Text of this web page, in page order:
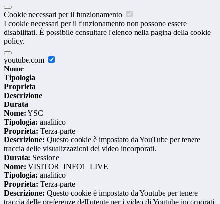
Cookie necessari per il funzionamento
I cookie necessari per il funzionamento non possono essere
disabilitati. È possibile consultare l'elenco nella pagina della cookie
policy.
youtube.com
Nome
Tipologia
Proprieta
Descrizione
Durata
Nome: YSC
Tipologia: analitico
Proprieta: Terza-parte
Descrizione: Questo cookie è impostato da YouTube per tenere
traccia delle visualizzazioni dei video incorporati.
Durata: Sessione
Nome: VISITOR_INFO1_LIVE
Tipologia: analitico
Proprieta: Terza-parte
Descrizione: Questo cookie è impostato da Youtube per tenere
traccia delle preferenze dell'utente per i video di Youtube incorporati